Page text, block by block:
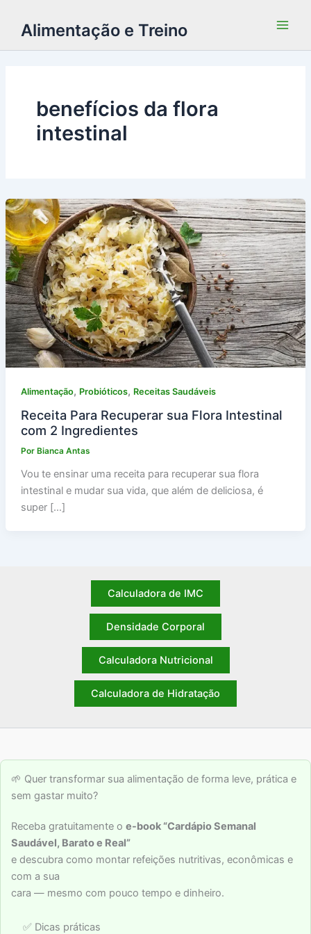
Alimentação e Treino
benefícios da flora
intestinal
Alimentação, Probióticos, Receitas Saudáveis
Receita Para Recuperar sua Flora Intestinal
com 2 Ingredientes
Por Bianca Antas
Vou te ensinar uma receita para recuperar sua flora
intestinal e mudar sua vida, que além de deliciosa, é
super […]
Calculadora de IMC
Densidade Corporal
Calculadora Nutricional
Calculadora de Hidratação
🌱 Quer transformar sua alimentação de forma leve, prática e
sem gastar muito?
Receba gratuitamente o e-book “Cardápio Semanal
Saudável, Barato e Real”
e descubra como montar refeições nutritivas, econômicas e
com a sua
cara — mesmo com pouco tempo e dinheiro.
✅ Dicas práticas